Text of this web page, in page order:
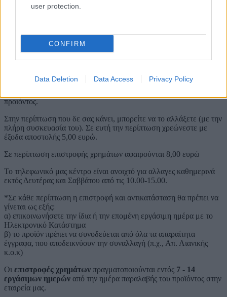
user protection.
CONFIRM
Data Deletion Data Access Privacy Policy
- με αποδεδειγμένη υπαιτιότητα του ifos-shop.gr πουλήθηκαν
στην αποστολή κ.λ.π.) και
Σε αυτές τις περιπτώσεις η εταιρεία μας αναλαμβάνει το κόστος της
προιόντος.
Στην περίπτωση που δε σας κάνει, μπορείτε να το αλλάξετε (με την
πλήρη συσκευασία του). Σε ευτή την περίπτωση χρεώνεστε με
έξοδα αποστολής 5,00 ευρώ.
Σε περίπτωση επιστροφής χρημάτων αφαιρούνται 8,00 ευρώ
Το τηλεφωνικό μας κέντρο είναι ανοιχτό για αλλαγες καθημερινά
εκτός Δευτέρας και Σαββάτου από τις 10.00-15.00.
*Σε κάθε περίπτωση η επιστροφή και αντικατάσταση θα πρέπει να
γίνεται ως εξής:
α) επικοινωνήσετε την ίδια ή την επομένη εργάσιμη ημέρα με το
Ηλεκτρονικό Κατάστημα
β) το προϊόν πρέπει να συνοδεύεται από όλα τα απαραίτητα
έγγραφα, που αποδεικνύουν την συναλλαγή (π.χ., Απ. Λιανικής
κ.ο.κ)
Οι επιστροφές χρημάτων πραγματοποιούνται εντός 7 - 14
εργάσιμων ημερών από την ημέρα παραλαβής του προϊόντος στην
εταιρεία μας.